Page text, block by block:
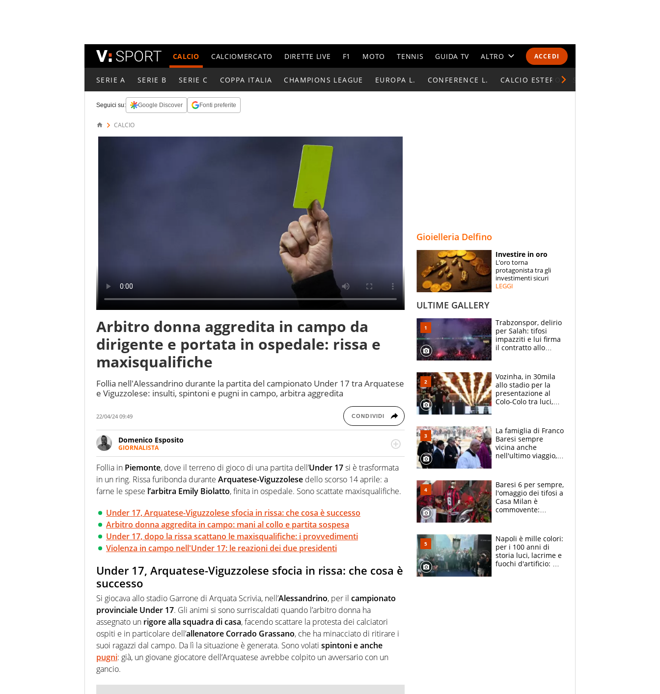
ACCEDI
CALCIO CALCIOMERCATO DIRETTE LIVE F1 MOTO TENNIS GUIDA TV ALTRO
CALENDARI E CLASSIFICHE
ESPERTI
CONTATTI
SERIE A SERIE B SERIE C COPPA ITALIA CHAMPIONS LEAGUE EUROPA L. CONFERENCE L. CALCIO ESTERO
Seguici su: Google Discover Fonti preferite
CALCIO
Arbitro donna aggredita in campo da
dirigente e portata in ospedale: rissa e
maxisqualifiche
Follia nell'Alessandrino durante la partita del campionato Under 17 tra Arquatese
e Viguzzolese: insulti, spintoni e pugni in campo, arbitra aggredita
22/04/24 09:49 CONDIVIDI
Domenico Esposito
GIORNALISTA
Da vent’anni in campo e sul campo per vivere ogni evento in tutte le sue sfaccettature.
Passione smisurata per il calcio e per la sfera di cuoio. Il pallone è una cosa serissima,
guai a dirgli di no
Follia in Piemonte, dove il terreno di gioco di una partita dell’Under 17si è trasformata
in un ring. Rissa furibonda durante Arquatese-Viguzzolese dello scorso 14 aprile: a
farne le spese l’arbitra Emily Biolatto, finita in ospedale. Sono scattate maxisqualifiche.
Under 17, Arquatese-Viguzzolese sfocia in rissa: che cosa è successo
Arbitro donna aggredita in campo: mani al collo e partita sospesa
Under 17, dopo la rissa scattano le maxisqualifiche: i provvedimenti
Violenza in campo nell'Under 17: le reazioni dei due presidenti
Under 17, Arquatese-Viguzzolese sfocia in rissa: che cosa è
successo
Si giocava allo stadio Garrone di Arquata Scrivia, nell’Alessandrino, per il campionato
provinciale Under 17. Gli animi si sono surriscaldati quando l’arbitro donna ha
assegnato un rigore alla squadra di casa, facendo scattare la protesta dei calciatori
ospiti e in particolare dell’allenatore Corrado Grassano, che ha minacciato di ritirare i
suoi ragazzi dal campo. Da lì la situazione è generata. Sono volati spintoni e anche
pugni: già, un giovane giocatore dell’Arquatese avrebbe colpito un avversario con un
gancio.
Gioielleria Delfino
Investire in oro
L’oro torna
protagonista tra gli
investimenti sicuri
LEGGI
ULTIME GALLERY
Trabzonspor, delirio
per Salah: tifosi
impazziti e lui firma
il contratto allo
Vozinha, in 30mila
allo stadio per la
presentazione al
Colo-Colo tra luci,
La famiglia di Franco
Baresi sempre
vicina anche
nell'ultimo viaggio,
circondati
dall'affetto dei tifosi
Baresi 6 per sempre,
l'omaggio dei tifosi a
Casa Milan è
commovente:
bigliettini
Napoli è mille colori:
per i 100 anni di
storia luci, lacrime e
fuochi d'artificio: De